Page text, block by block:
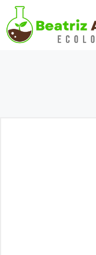
Saltar
al
contenido